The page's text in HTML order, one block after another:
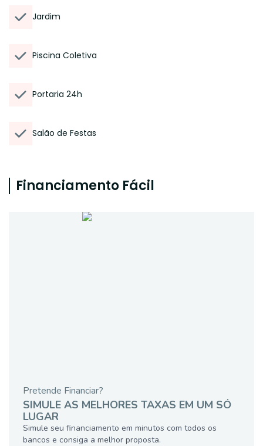
Jardim
Piscina Coletiva
Portaria 24h
Salão de Festas
Financiamento Fácil
Pretende Financiar?
SIMULE AS MELHORES TAXAS EM UM SÓ
LUGAR
Simule seu financiamento em minutos com todos os
bancos e consiga a melhor proposta.